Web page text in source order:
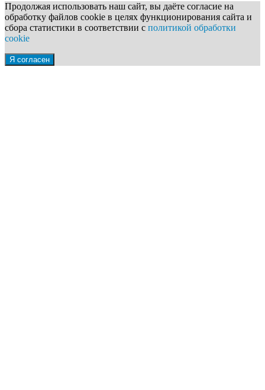
Продолжая использовать наш сайт, вы даёте согласие на
обработку файлов cookie в целях функционирования сайта и
сбора статистики в соответствии с политикой обработки
cookie
Я согласен